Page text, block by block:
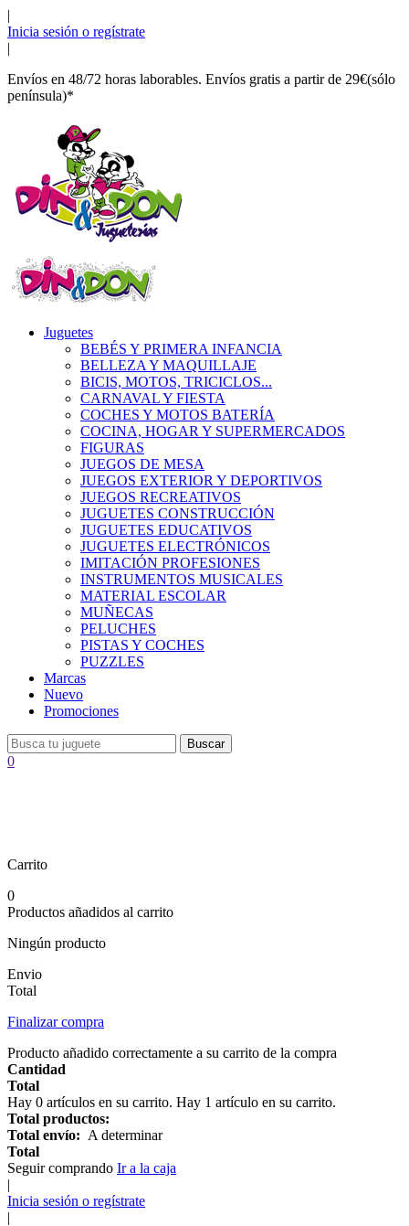
|
Inicia sesión o regístrate
|
Envíos en 48/72 horas laborables. Envíos gratis a partir de 29€(sólo
península)*
Juguetes
BEBÉS Y PRIMERA INFANCIA
BELLEZA Y MAQUILLAJE
BICIS, MOTOS, TRICICLOS...
CARNAVAL Y FIESTA
COCHES Y MOTOS BATERÍA
COCINA, HOGAR Y SUPERMERCADOS
FIGURAS
JUEGOS DE MESA
JUEGOS EXTERIOR Y DEPORTIVOS
JUEGOS RECREATIVOS
JUGUETES CONSTRUCCIÓN
JUGUETES EDUCATIVOS
JUGUETES ELECTRÓNICOS
IMITACIÓN PROFESIONES
INSTRUMENTOS MUSICALES
MATERIAL ESCOLAR
MUÑECAS
PELUCHES
PISTAS Y COCHES
PUZZLES
Marcas
Nuevo
Promociones
Buscar
0
Carrito
0
Productos añadidos al carrito
Ningún producto
Envio
Total
Finalizar compra
Producto añadido correctamente a su carrito de la compra
Cantidad
Total
Hay 0 artículos en su carrito. Hay 1 artículo en su carrito.
Total productos:
Total envío: A determinar
Total
Seguir comprando Ir a la caja
|
Inicia sesión o regístrate
|